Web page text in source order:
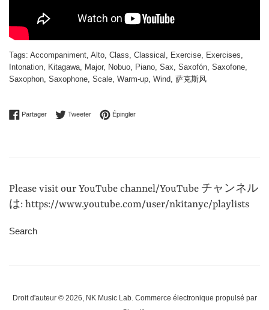
Tags: Accompaniment Alto Class Classical Exercise Exercises
Intonation
Kitagawa Major, Nobuo Piano Sax Saxofón Saxofone
Saxophon Saxophone Scale Warm-up Wind 萨克斯风
PartagerPartager sur Facebook
TweeterTweeter sur Twitter
ÉpinglerÉpingler sur Pinterest
Please visit our YouTube channel/YouTube チャンネル
は: https://www.youtube.com/user/nkitanyc/playlists
Search
Droit d'auteur © 2026, NK Music Lab. Commerce électronique propulsé par